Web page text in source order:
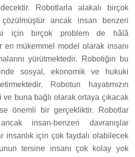
Robotlarla alakalı birçok
ancak insan benzeri
için birçok problem de hâlâ
en mükemmel model olarak insanı
yürütmektedir. Robotiğin bu
sosyal, ekonomik ve hukuki
Robotun hayatımızın
buna bağlı olarak ortaya çıkacak
önemli bir gerçekliktir. Robotlar
insan-benzeri davranışlar
insanlık için çok faydalı olabilecek
tersine insanı çok kolay yok